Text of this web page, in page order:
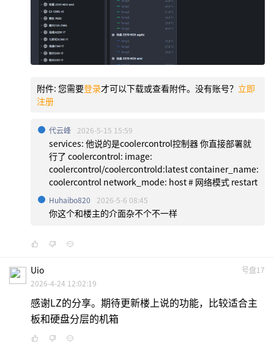
附件: 您需要登录才可以下载或查看附件。没有账号？ 立即
注册
代云峰 2026-5-15 15:59
services: 他说的是coolercontrol控制器 你直接部署就
行了 coolercontrol: image:
coolercontrol/coolercontrold:latest container_name:
coolercontrol network_mode: host # 网络模式 restart
Huhaibo820 2026-5-6 08:45
你这个和楼主的介面杂不个不一样
号盘17
Uio
2026-4-24 12:02:19
感谢LZ的分享。期待更新楼上说的功能，比较适合主
板和硬盘分层的机箱